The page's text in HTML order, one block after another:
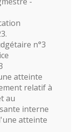
n°3
atteinte
relatif à
au
interne
atteinte